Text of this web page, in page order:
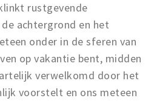
rustgevende
achtergrond en het
onder in de sferen van
op vakantie bent, midden
verwelkomd door het
voorstelt en ons meteen